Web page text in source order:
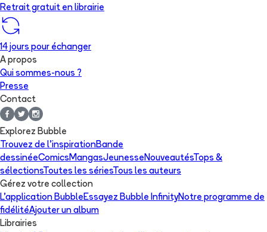
Retrait gratuit en librairie
14 jours pour échanger
A propos
Qui sommes-nous ?
Presse
Contact
Explorez Bubble
Trouvez de l'inspirationBande
dessinéeComicsMangasJeunesseNouveautésTops &
sélectionsToutes les sériesTous les auteurs
Gérez votre collection
L'application BubbleEssayez Bubble InfinityNotre programme de
fidélitéAjouter un album
Librairies